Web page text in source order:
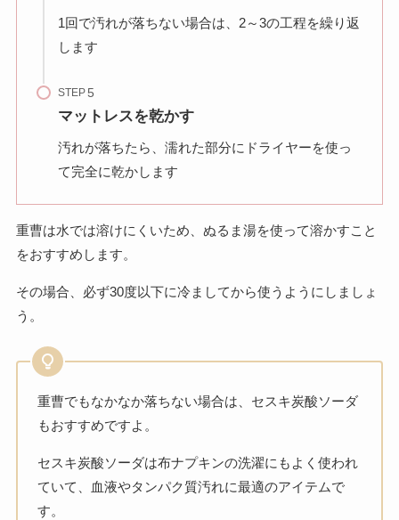
1回で汚れが落ちない場合は、2～3の工程を繰り返
します
STEP
マットレスを乾かす
汚れが落ちたら、濡れた部分にドライヤーを使っ
て完全に乾かします
重曹は水では溶けにくいため、ぬるま湯を使って溶かすこと
をおすすめします。
その場合、必ず30度以下に冷ましてから使うようにしましょ
う。
重曹でもなかなか落ちない場合は、セスキ炭酸ソーダ
もおすすめですよ。
セスキ炭酸ソーダは布ナプキンの洗濯にもよく使われ
ていて、血液やタンパク質汚れに最適のアイテムで
す。